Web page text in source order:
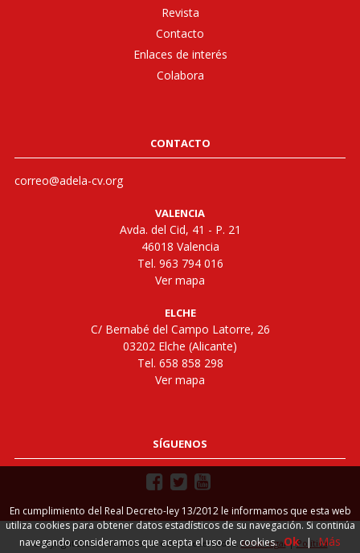
Revista
Contacto
Enlaces de interés
Colabora
CONTACTO
correo@adela-cv.org
VALENCIA
Avda. del Cid, 41 - P. 21
46018 Valencia
Tel. 963 794 016
Ver mapa
ELCHE
C/ Bernabé del Campo Latorre, 26
03202 Elche (Alicante)
Tel. 658 858 298
Ver mapa
SÍGUENOS
Copyright 2026. Todos los derechos reservados.Aviso legal |Política
En cumplimiento del Real Decreto-ley 13/2012 le informamos que esta web
utiliza cookies para obtener datos estadísticos de su navegación. Si continúa
navegando consideramos que acepta el uso de cookies. Ok | Más